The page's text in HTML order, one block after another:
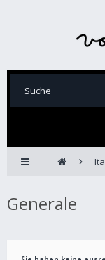
Generale